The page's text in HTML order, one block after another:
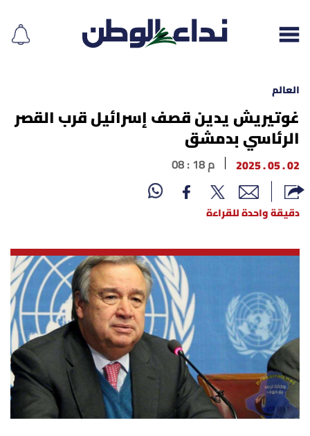
إقرأ الجريدة
لبنان
الغلاف
نداء اليوم
أسرار
متفرقات
نداء القرّاء
العالم
غوتيريش يدين قصف إسرائيل قرب القصر
الرئاسي بدمشق
02 . 05 . 2025 08 : 18 م
دقيقة واحدة للقراءة